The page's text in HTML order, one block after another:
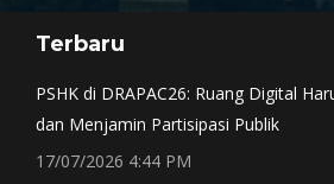
opens
window
opens
window
opens
window
Terbaru
PSHK di DRAPAC26: Ruang Digital
dan Menjamin Partisipasi Publik
17/07/2026 4:44 PM